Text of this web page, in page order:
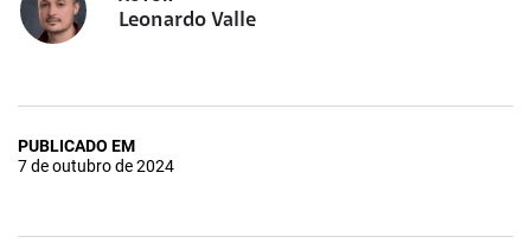
Leonardo Valle
PUBLICADO EM
7 de outubro de 2024